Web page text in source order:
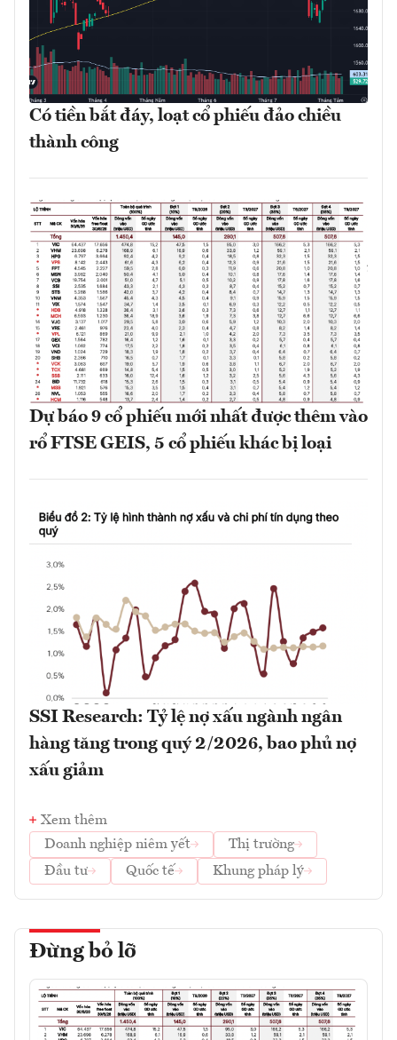
Có tiền bắt đáy, loạt cổ phiếu đảo chiều
thành công
Dự báo 9 cổ phiếu mới nhất được thêm vào
rổ FTSE GEIS, 5 cổ phiếu khác bị loại
SSI Research: Tỷ lệ nợ xấu ngành ngân
hàng tăng trong quý 2/2026, bao phủ nợ
xấu giảm
Xem thêm
Doanh nghiệp niêm yết
Thị trường
Đầu tư
Quốc tế Khung pháp lý
Đừng bỏ lỡ